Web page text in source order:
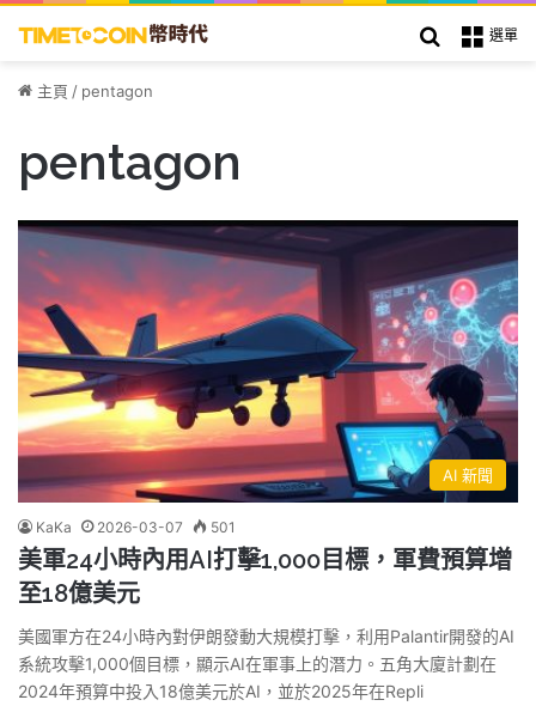
選單
搜索
主頁 / pentagon
pentagon
AI 新聞
KaKa 2026-03-07 501
美軍24小時內用AI打擊1,000目標，軍費預算增
至18億美元
美國軍方在24小時內對伊朗發動大規模打擊，利用Palantir開發的AI
系統攻擊1,000個目標，顯示AI在軍事上的潛力。五角大廈計劃在
2024年預算中投入18億美元於AI，並於2025年在Repli